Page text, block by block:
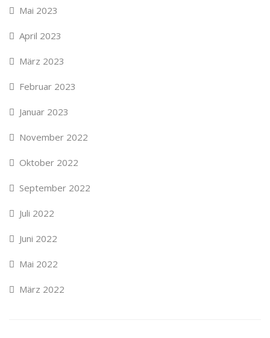
Mai 2023
April 2023
März 2023
Februar 2023
Januar 2023
November 2022
Oktober 2022
September 2022
Juli 2022
Juni 2022
Mai 2022
März 2022